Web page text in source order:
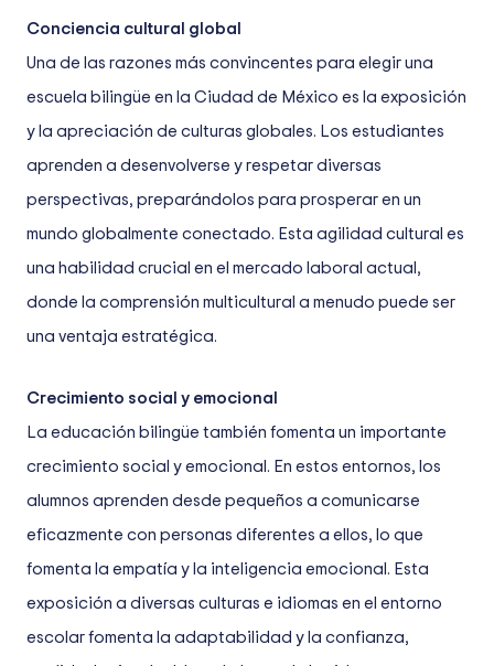
Conciencia cultural global
Una de las razones más convincentes para elegir una
escuela bilingüe en la Ciudad de México es la exposición
y la apreciación de culturas globales. Los estudiantes
aprenden a desenvolverse y respetar diversas
perspectivas, preparándolos para prosperar en un
mundo globalmente conectado. Esta agilidad cultural es
una habilidad crucial en el mercado laboral actual,
donde la comprensión multicultural a menudo puede ser
una ventaja estratégica.
Crecimiento social y emocional
La educación bilingüe también fomenta un importante
crecimiento social y emocional. En estos entornos, los
alumnos aprenden desde pequeños a comunicarse
eficazmente con personas diferentes a ellos, lo que
fomenta la empatía y la inteligencia emocional. Esta
exposición a diversas culturas e idiomas en el entorno
escolar fomenta la adaptabilidad y la confianza,